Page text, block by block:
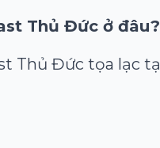
Thủ Đức ở đâu?
Thủ Đức tọa lạc